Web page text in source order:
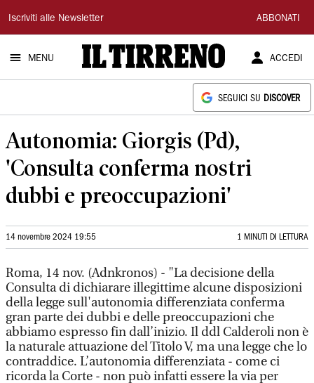
Il
Tirreno
Iscriviti alle Newsletter ABBONATI
MENU ACCEDI
SEGUICI SU DISCOVER
Autonomia: Giorgis (Pd),
'Consulta conferma nostri
dubbi e preoccupazioni'
14 novembre 2024 19:55 1 MINUTI DI LETTURA
Roma, 14 nov. (Adnkronos) - "La decisione della
Consulta di dichiarare illegittime alcune disposizioni
della legge sull'autonomia differenziata conferma
gran parte dei dubbi e delle preoccupazioni che
abbiamo espresso fin dall’inizio. Il ddl Calderoli non è
la naturale attuazione del Titolo V, ma una legge che lo
contraddice. L’autonomia differenziata - come ci
ricorda la Corte - non può infatti essere la via per